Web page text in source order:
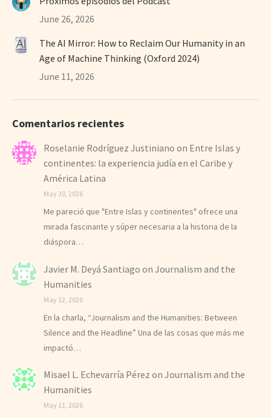
June 26, 2026
The AI Mirror: How to Reclaim Our Humanity in an
Age of Machine Thinking (Oxford 2024)
June 11, 2026
Comentarios recientes
Roselanie Rodríguez Justiniano on Entre Islas y
continentes: la experiencia judía en el Caribe y
América Latina
May 30, 2026
Me pareció que "Entre Islas y continentes" ofrece una
mirada fascinante y súper necesaria a la historia de la
diáspora…
Javier M. Deyá Santiago on Journalism and the
Humanities
May 12, 2026
En la charla, “Journalism and the Humanities: Between
Silence and the Headline” Una de las cosas que más me
impactó…
Misael L. Echevarría Pérez on Journalism and the
Humanities
May 11, 2026